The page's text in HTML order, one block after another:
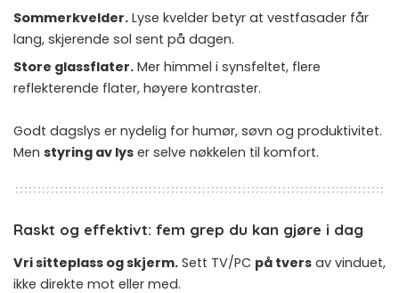
Sommerkvelder. Lyse kvelder betyr at vestfasader får
lang, skjerende sol sent på dagen.
Store glassflater. Mer himmel i synsfeltet, flere
reflekterende flater, høyere kontraster.
Godt dagslys er nydelig for humør, søvn og produktivitet.
Men styring av lys er selve nøkkelen til komfort.
Raskt og effektivt: fem grep du kan gjøre i dag
Vri sitteplass og skjerm. Sett TV/PC på tvers av vinduet,
ikke direkte mot eller med.